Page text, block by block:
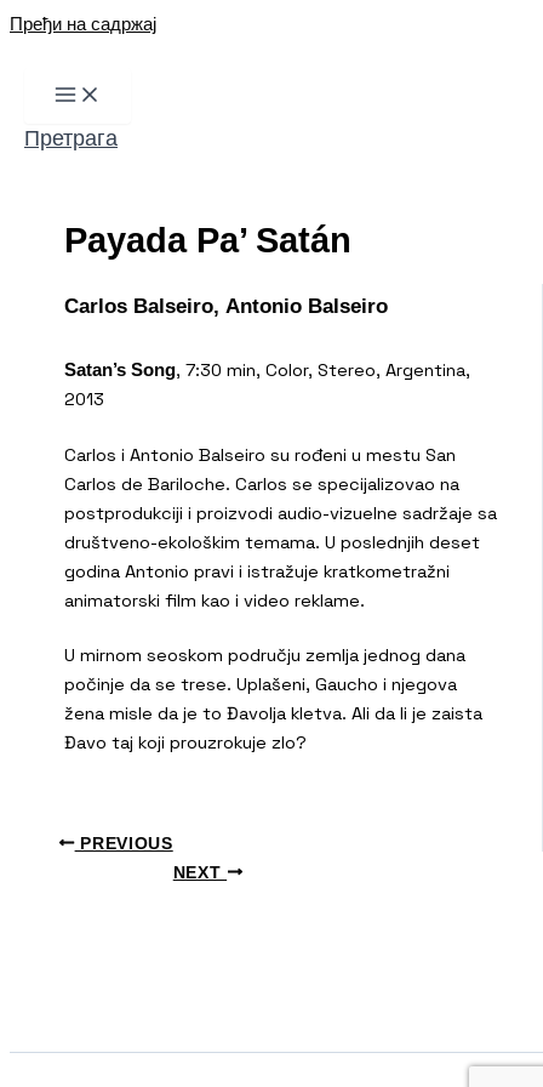
Пређи на садржај
Претрага
Payada Pa’ Satán
Carlos Balseiro, Antonio Balseiro
Satan’s Song, 7:30 min, Color, Stereo, Argentina,
2013
Carlos i Antonio Balseiro su rođeni u mestu San
Carlos de Bariloche. Carlos se specijalizovao na
postprodukciji i proizvodi audio-vizuelne sadržaje sa
društveno-ekološkim temama. U poslednjih deset
godina Antonio pravi i istražuje kratkometražni
animatorski film kao i video reklame.
U mirnom seoskom području zemlja jednog dana
počinje da se trese. Uplašeni, Gaucho i njegova
žena misle da je to Đavolja kletva. Ali da li je zaista
Đavo taj koji prouzrokuje zlo?
PREVIOUS
NEXT